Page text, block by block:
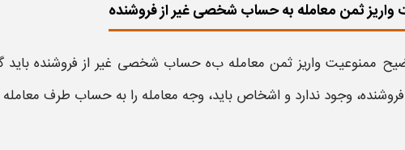
واریز ثمن معامله به حساب شخصی غیر از فروشنده
ممنوعیت واریز ثمن معامله به حساب شخصی غیر از فروشنده
فروشنده،وجود ندارد و اشخاص باید، وجه معامله را بهحساب طرف معامله